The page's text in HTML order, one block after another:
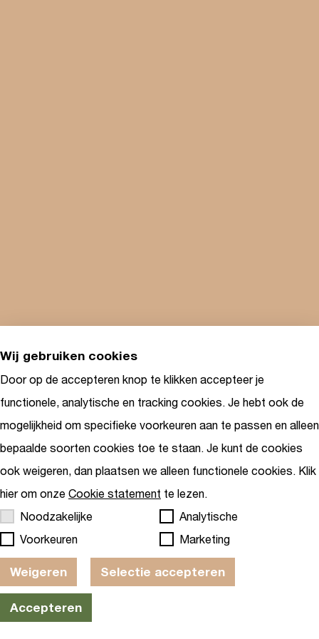
Huren
kantoorr
uimte
Huren
Privacy
Policy
Cookie
stateme
Wij gebruiken cookies
Door op de accepteren knop te klikken accepteer je
functionele, analytische en tracking cookies. Je hebt ook de
mogelijkheid om specifieke voorkeuren aan te passen en alleen
bepaalde soorten cookies toe te staan. Je kunt de cookies
ook weigeren, dan plaatsen we alleen functionele cookies. Klik
hier om onze Cookie statement te lezen.
Noodzakelijke
Analytische
Voorkeuren
Marketing
Weigeren Selectie accepteren
Accepteren